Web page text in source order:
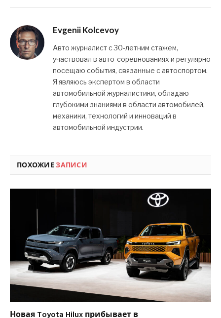
Evgenii Kolcevoy
Авто журналист с 30-летним стажем,
участвовал в авто-соревнованиях и регулярно
посещаю события, связанные с автоспортом.
Я являюсь экспертом в области
автомобильной журналистики, обладаю
глубокими знаниями в области автомобилей,
механики, технологий и инноваций в
автомобильной индустрии.
ПОХОЖИЕЗАПИСИ
Новая Toyota Hilux прибывает в